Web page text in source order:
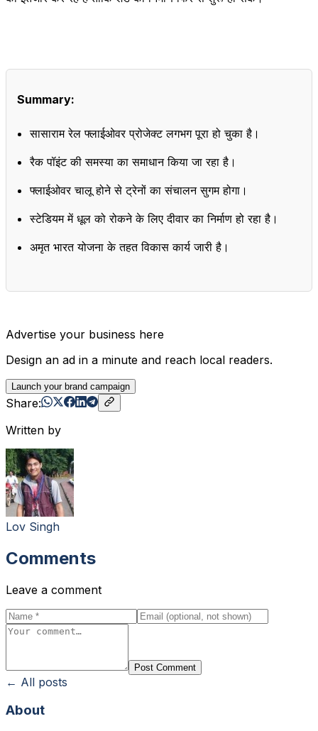
Summary:
सासाराम रेल फ्लाईओवर प्रोजेक्ट लगभग पूरा हो चुका है।
रैक पॉइंट की समस्या का समाधान किया जा रहा है।
फ्लाईओवर चालू होने से ट्रेनों का संचालन सुगम होगा।
स्टेडियम में धूल को रोकने के लिए दीवार का निर्माण हो रहा है।
अमृत भारत योजना के तहत विकास कार्य जारी है।
Advertise your business here
Design an ad in a minute and reach local readers.
Launch your brand campaign
Share:
Written by
Lov Singh
Comments
Leave a comment
Post Comment
← All posts
About